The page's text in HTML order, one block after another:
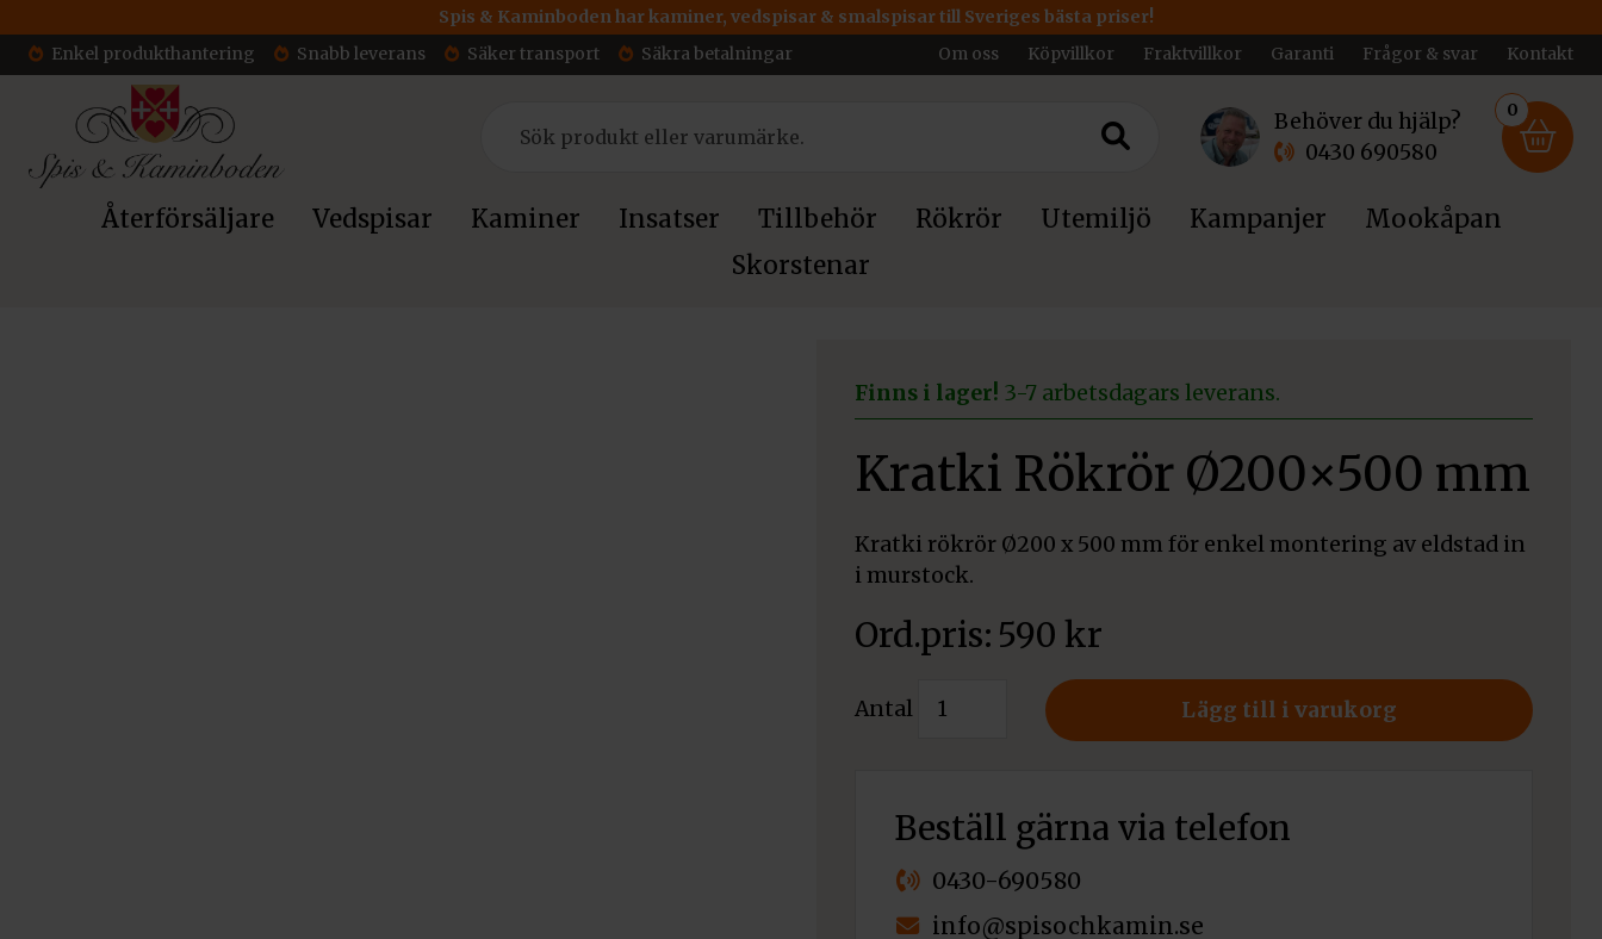
Spis & Kaminboden har kaminer, vedspisar & smalspisar till Sveriges bästa priser!
Enkel produkthantering
Snabb leverans Säker transport Säkra betalningar Om oss Köpvillkor Fraktvillkor Garanti Frågor & svar Kontakt
Behöver du hjälp?
0430 690580
0
Återförsäljare Vedspisar Kaminer Insatser Tillbehör Rökrör Utemiljö Kampanjer
Mookåpan
Skorstenar
Finns i lager! 3-7 arbetsdagars leverans.
Kratki Rökrör Ø200×500 mm
Kratki rökrör Ø200 x 500 mm för enkel montering av eldstad in
i murstock.
590 kr
Antal
Rökrör
mängd
Lägg till i varukorg
Beställ gärna via telefon
0430-690580
info@spisochkamin.se